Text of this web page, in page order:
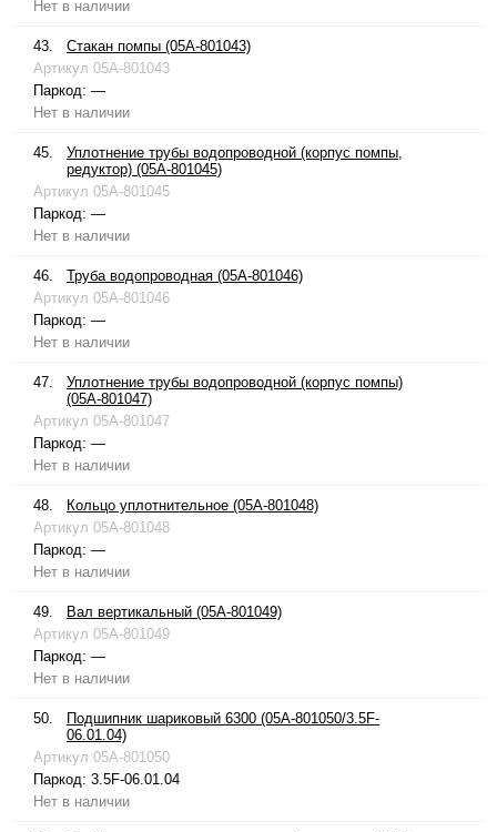
Нет в наличии
43.
Стакан помпы (05A-801043)
Артикул 05A-801043
Паркод: —
Нет в наличии
45.
Уплотнение трубы водопроводной (корпус помпы,
редуктор) (05A-801045)
Артикул 05A-801045
Паркод: —
Нет в наличии
46.
Труба водопроводная (05A-801046)
Артикул 05A-801046
Паркод: —
Нет в наличии
47.
Уплотнение трубы водопроводной (корпус помпы)
(05A-801047)
Артикул 05A-801047
Паркод: —
Нет в наличии
48.
Кольцо уплотнительное (05A-801048)
Артикул 05A-801048
Паркод: —
Нет в наличии
49.
Вал вертикальный (05A-801049)
Артикул 05A-801049
Паркод: —
Нет в наличии
50.
Подшипник шариковый 6300 (05A-801050/3.5F-
06.01.04)
Артикул 05A-801050
Паркод: 3.5F-06.01.04
Нет в наличии